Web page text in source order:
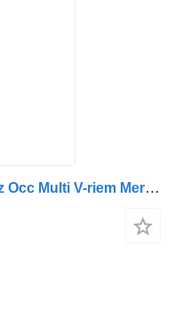
卡车 的 正时皮带 Mercedes-Benz Occ Multi V-riem Mercedes Actros 9pk1885